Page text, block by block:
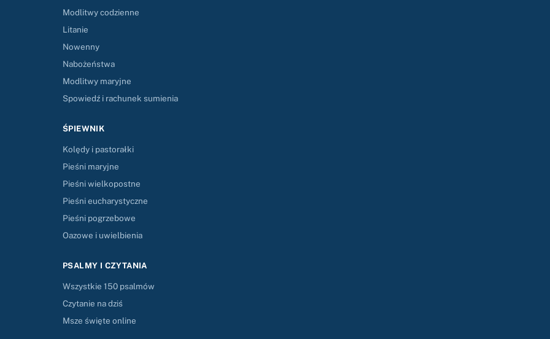
Modlitwy codzienne
Litanie
Nowenny
Nabożeństwa
Modlitwy maryjne
Spowiedź i rachunek sumienia
ŚPIEWNIK
Kolędy i pastorałki
Pieśni maryjne
Pieśni wielkopostne
Pieśni eucharystyczne
Pieśni pogrzebowe
Oazowe i uwielbienia
PSALMY I CZYTANIA
Wszystkie 150 psalmów
Czytanie na dziś
Msze święte online